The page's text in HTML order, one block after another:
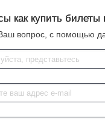
как купить билеты
вопрос, с помощью